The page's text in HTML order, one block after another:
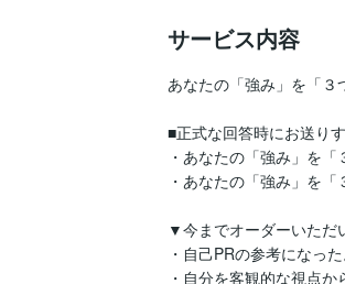
サービス内容
あなたの「強み」を「３
■正式な回答時にお送り
・あなたの「強み」を
・あなたの「強み」を
▼今までオーダーいただ
・自己PRの参考になった
・自分を客観的な視点か